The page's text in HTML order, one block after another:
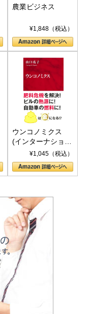
農業ビジネス
¥1,848（税込）
ウンコノミクス
(インターナショナ
ル新書)¥1,045（税込）